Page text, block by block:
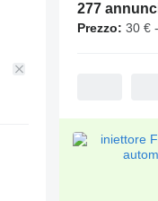
277
Prezzo: 30 €